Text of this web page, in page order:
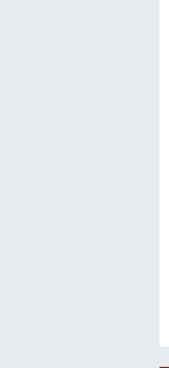
Vücut
Wushu